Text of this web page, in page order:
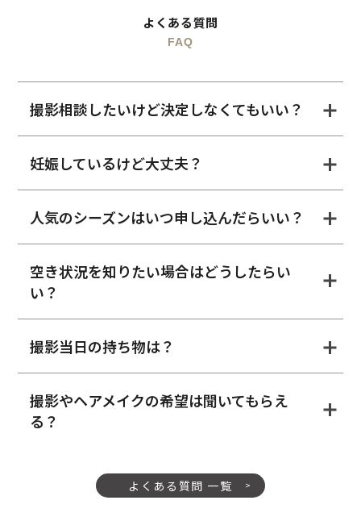
よくある質問
FAQ
撮影相談したいけど決定しなくてもいい？
妊娠しているけど大丈夫？
人気のシーズンはいつ申し込んだらいい？
空き状況を知りたい場合はどうしたらい
い？
撮影当日の持ち物は？
撮影やヘアメイクの希望は聞いてもらえ
る？
よくある質問 一覧